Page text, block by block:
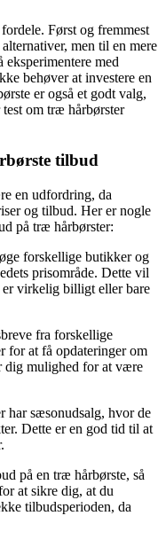
Først og fremmest
men til en mere
med
behøver at investere en
er også et godt valg,
om træ hårbørster
tilbud
en udfordring, da
og tilbud. Her er nogle
på træ hårbørster:
forskellige butikker og
prisområde. Dette vil
virkelig billigt eller bare
fra forskellige
for at få opdateringer om
dig mulighed for at være
har sæsonudsalg, hvor de
Dette er en god tid til at
på en træ hårbørste, så
at sikre dig, at du
tilbudsperioden, da